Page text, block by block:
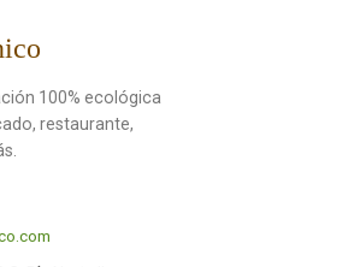
100% ecológica
restaurante,